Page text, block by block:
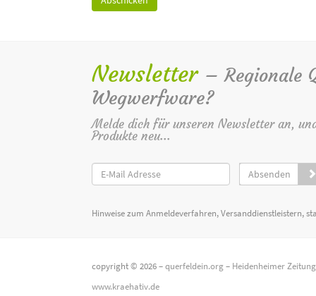
Newsletter – Regionale
Wegwerfware?
Melde dich für unseren Newsletter an,
Produkte neu...
Absenden
Hinweise zum Anmeldeverfahren, Versanddienstleistern,
copyright © 2026 –querfeldein.org– Heidenheimer
www.kraehativ.de